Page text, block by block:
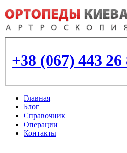
+38 (067) 443 26
Главная
Блог
Справочник
Операции
Контакты